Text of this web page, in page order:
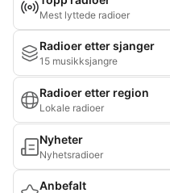
Mest lyttede radioer
Radioer etter sjanger
15 musikksjangre
Radioer etter region
Lokale radioer
Nyheter
Nyhetsradioer
Anbefalt